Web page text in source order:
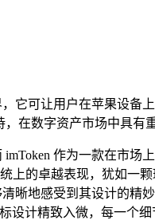
它可让用户在苹果设备
在数字资产市场中具有
作为一款在市场
上的卓越表现，犹如一
清晰地感受到其设计的
计精致入微，每一个